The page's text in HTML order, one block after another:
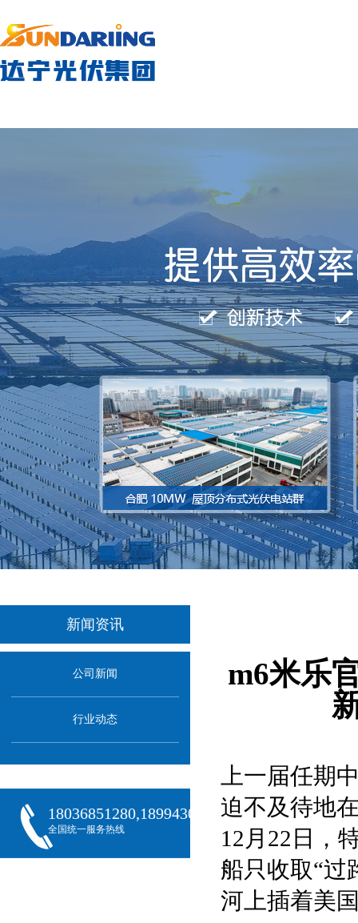
新闻资讯
公司新闻
行业动态
18036851280,18994301288,18068407382
全国统一服务热线
m6米乐
上一届任期
迫不及待地
12月22日，
船只收取“过
河上插着美